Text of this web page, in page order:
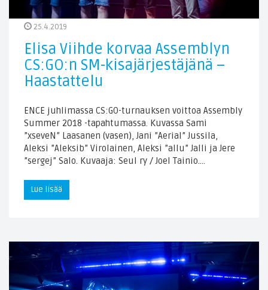
25.4.2019
Elisa Viihde korvaa Assemblyn
CS:GO:n SM-kisajärjestäjänä –
Haastattelu
ENCE juhlimassa CS:GO-turnauksen voittoa Assembly
Summer 2018 -tapahtumassa. Kuvassa Sami
”xseveN” Laasanen (vasen), Jani ”Aerial” Jussila,
Aleksi ”Aleksib” Virolainen, Aleksi ”allu” Jalli ja Jere
”sergej” Salo. Kuvaaja: Seul ry / Joel Tainio….
Lue lisää